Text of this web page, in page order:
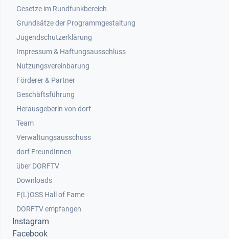
Gesetze im Rundfunkbereich
Grundsätze der Programmgestaltung
Jugendschutzerklärung
Impressum & Haftungsausschluss
Nutzungsvereinbarung
Footer 2
Förderer & Partner
Geschäftsführung
Herausgeberin von dorf
Team
Verwaltungsausschuss
dorf FreundInnen
Footer 3
über DORFTV
Downloads
F(L)OSS Hall of Fame
Footer 4
DORFTV empfangen
Instagram
Facebook